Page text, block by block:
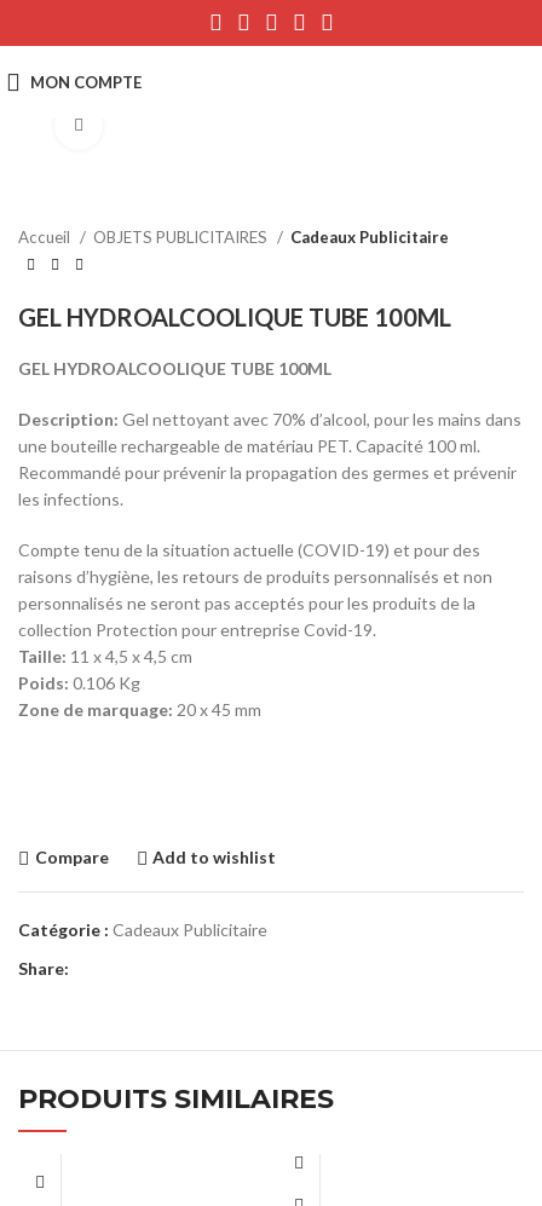
Accueil OBJETS PUBLICITAIRES Cadeaux Publicitaire
GEL HYDROALCOOLIQUE TUBE 100ML
GEL HYDROALCOOLIQUE TUBE 100ML
Description: Gel nettoyant avec 70% d’alcool, pour les mains dans
une bouteille rechargeable de matériau PET. Capacité 100 ml.
Recommandé pour prévenir la propagation des germes et prévenir
les infections.
Compte tenu de la situation actuelle (COVID-19) et pour des
raisons d’hygiène, les retours de produits personnalisés et non
personnalisés ne seront pas acceptés pour les produits de la
collection Protection pour entreprise Covid-19.
Taille: 11 x 4,5 x 4,5 cm
Poids: 0.106 Kg
Zone de marquage: 20 x 45 mm
Compare Add to wishlist
Catégorie : Cadeaux Publicitaire
Share:
PRODUITS SIMILAIRES